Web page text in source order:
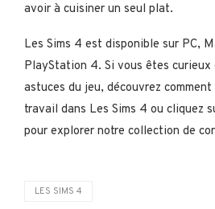
avoir à cuisiner un seul plat.
Les Sims 4 est disponible sur PC,
PlayStation 4. Si vous êtes curieux
astuces du jeu, découvrez
travail dans Les Sims 4 ou cliquez
pour explorer notre collection de
LES SIMS 4